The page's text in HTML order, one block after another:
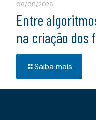
06/08/2026
Entre
na criação dos
Saiba mais